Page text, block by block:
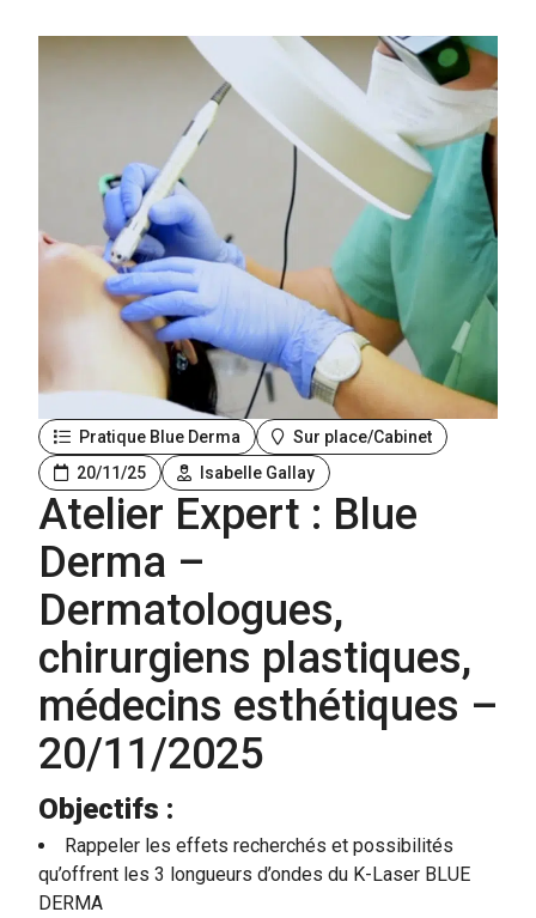
Pratique Blue Derma
Sur place/Cabinet
20/11/25
Isabelle Gallay
Atelier Expert : Blue
Derma –
Dermatologues,
chirurgiens plastiques,
médecins esthétiques –
20/11/2025
Objectifs :
Rappeler les effets recherchés et possibilités
qu’offrent les 3 longueurs d’ondes du K-Laser BLUE
DERMA